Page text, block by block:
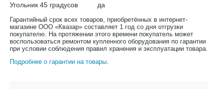
Угольник 45 градусов да
Гарантийный срок всех товаров, приобретённых в интернет-
магазине ООО «Квазар» составляет 1 год со дня отгрузки
покупателю. На протяжении этого времени покупатель может
воспользоваться ремонтом купленного оборудования по гарантии
при условии соблюдения правил хранения и эксплуатации товара.
Подробнее о гарантии на товары